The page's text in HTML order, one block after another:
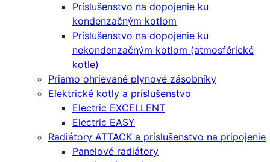
Príslušenstvo na dopojenie ku
kondenzačným kotlom
Príslušenstvo na dopojenie ku
nekondenzačným kotlom (atmosférické
kotle)
Priamo ohrievané plynové zásobníky
Elektrické kotly a príslušenstvo
Electric EXCELLENT
Electric EASY
Radiátory ATTACK a príslušenstvo na pripojenie
Panelové radiátory